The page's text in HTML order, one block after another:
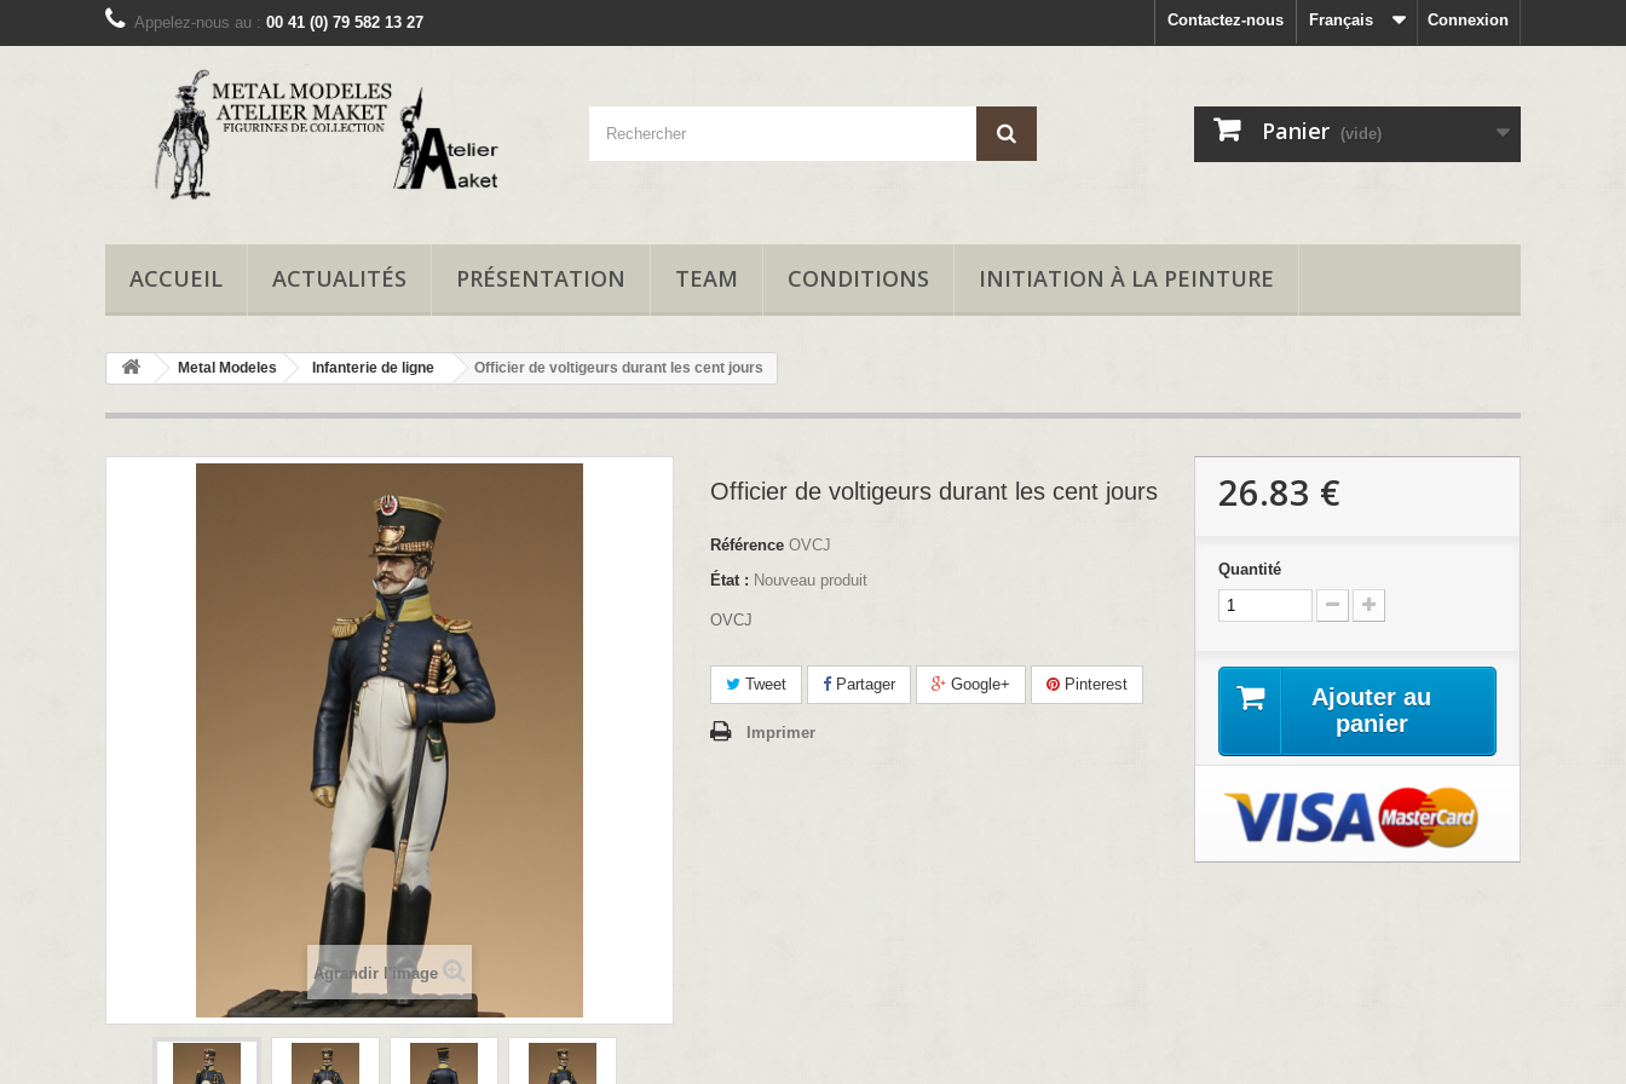
Connexion
Français
Contactez-nous
Appelez-nous au : 00 41 (0) 79 582 13 27
Panier (vide)
ACCUEIL ACTUALITÉS PRÉSENTATION TEAM CONDITIONS INITIATION À LA PEINTURE
Metal Modeles Infanterie de ligne Officier de voltigeurs durant les cent jours
Agrandir l'image
Officier de voltigeurs durant les cent jours
Référence OVCJ
État : Nouveau produit
OVCJ
Tweet Partager Google+ Pinterest
Imprimer
26.83 €
Quantité
Ajouter au
panier